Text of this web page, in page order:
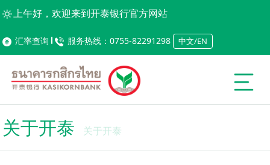
上午好，欢迎来到开泰银行官方网站
汇率查询 服务热线：0755-82291298 中文/EN
关于开泰 关于开泰